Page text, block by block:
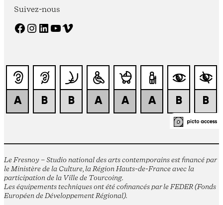
Suivez-nous
Facebook Instagram LinkedIn YouTube Vimeo
Le Fresnoy – Studio national des arts contemporains est financé par
le Ministère de la Culture, la Région Hauts-de-France avec la
participation de la Ville de Tourcoing.
Les équipements techniques ont été cofinancés par le FEDER (Fonds
Européen de Développement Régional).